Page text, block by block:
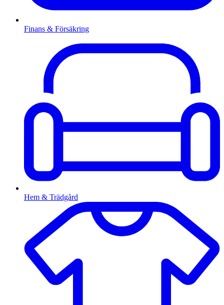
Finans & Försäkring
Hem & Trädgård